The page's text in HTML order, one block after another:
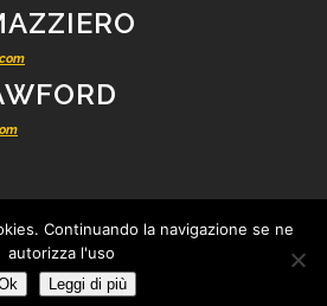
- Ricerca finanziaria indipendente -
-Cookie-Condizioni di vendita
Continuando la navigazione se ne
autorizza l'uso
Leggi di più